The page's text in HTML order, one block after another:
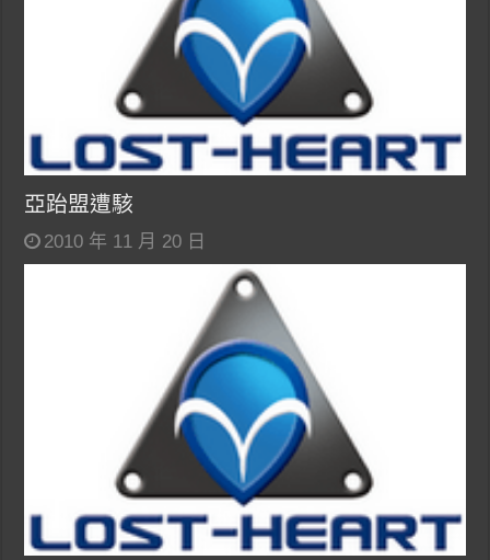
亞跆盟遭駭
2010 年 11 月 20 日